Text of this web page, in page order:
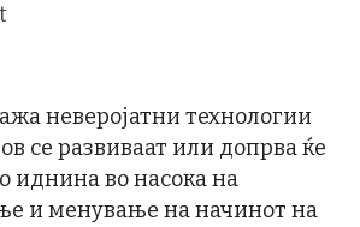
неверојатни технологии
се развиваат или допрва ќе
иднина во насока на
и менување на начинот на